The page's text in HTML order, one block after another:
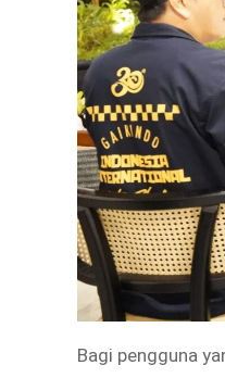
Bagi pengguna